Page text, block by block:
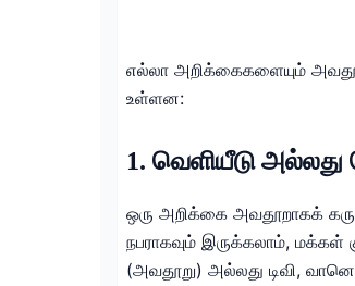
எல்லா அறிக்கைகளையும்
உள்ளன:
1. வெளியீடு அல்லது
ஒரு அறிக்கை அவதூறாகக்
நபராகவும் இருக்கலாம், மக்கள்
(அவதூறு) அல்லது டிவி,